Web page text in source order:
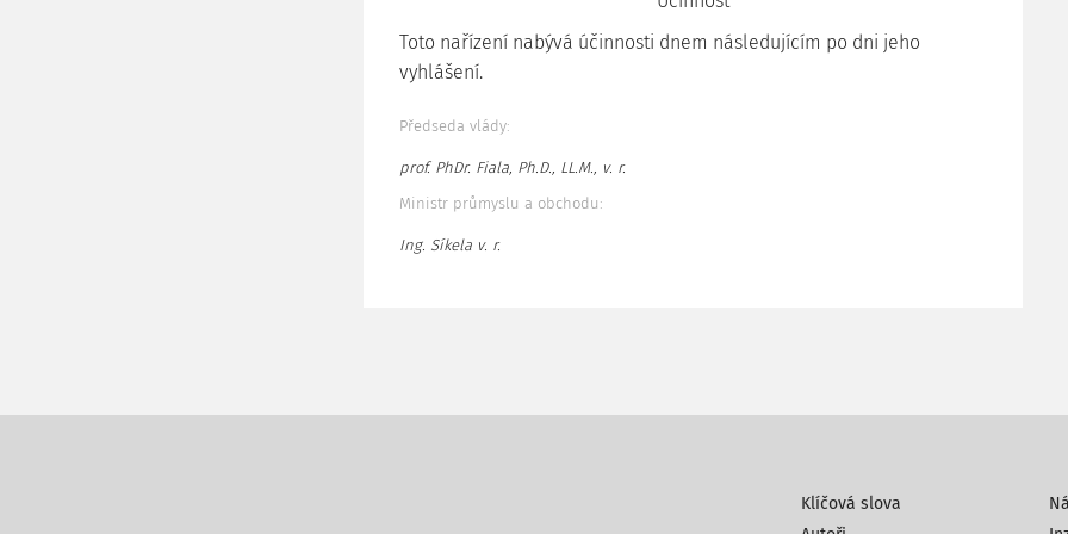
Toto nařízení nabývá účinnosti dnem následujícím po dni jeho
vyhlášení.
Předseda vlády:
prof. PhDr. Fiala, Ph.D., LL.M., v. r.
Ministr průmyslu a obchodu:
Ing. Síkela v. r.
Klíčová slova